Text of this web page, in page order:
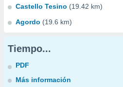
Castello Tesino (19.42 km)
Agordo (19.6 km)
Tiempo...
PDF
Más información